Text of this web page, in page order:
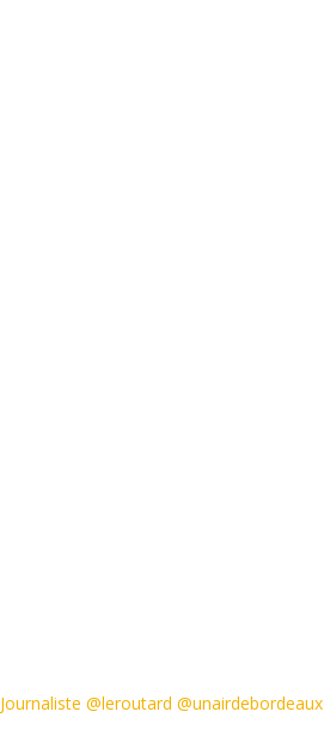
Journaliste @leroutard @unairdebordeaux